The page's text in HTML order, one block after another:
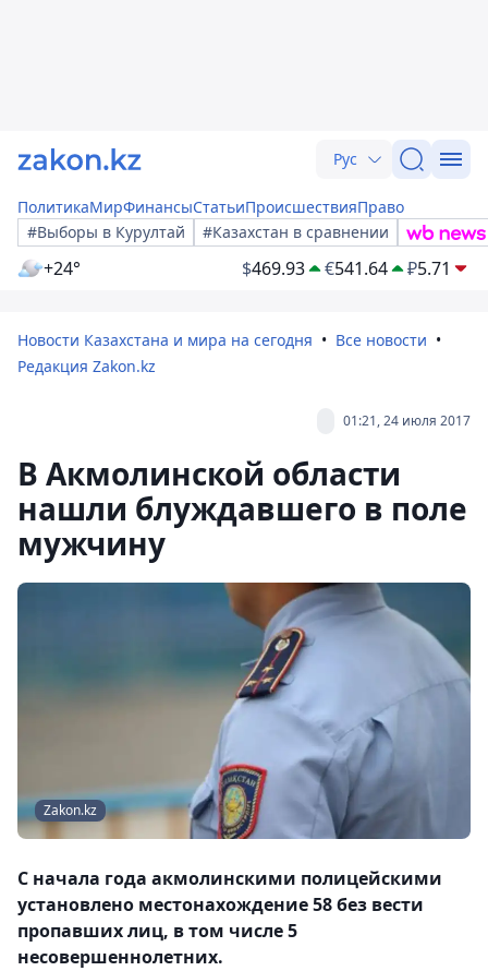
Рус
ПолитикаМирФинансыСтатьиПроисшествияПраво
#Выборы в Курултай
#Казахстан в сравнении
+24° $469.93 €541.64 ₽5.71
Новости Казахстана и мира на сегодня
Все новости
Редакция Zakon.kz
01:21, 24 июля 2017
В Акмолинской области
нашли блуждавшего в поле
мужчину
Zakon.kz
С начала года акмолинскими полицейскими
установлено местонахождение 58 без вести
пропавших лиц, в том числе 5
несовершеннолетних.